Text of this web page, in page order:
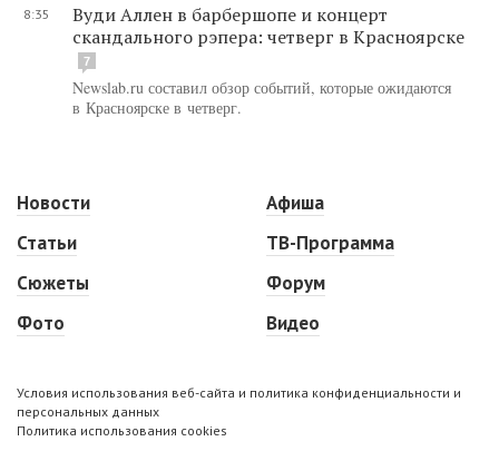
8:35
Вуди Аллен в барбершопе и концерт
скандального рэпера: четверг в Красноярске
7
Newslab.ru составил обзор событий, которые ожидаются
в Красноярске в четверг.
Новости
Статьи
Сюжеты
Фото
Афиша
ТВ-Программа
Форум
Видео
Условия использования веб-сайта и политика конфиденциальности и
персональных данных
Политика использования cookies